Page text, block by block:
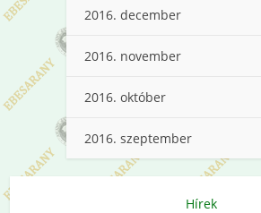
2016. december
2016. november
2016. október
2016. szeptember
Hírek